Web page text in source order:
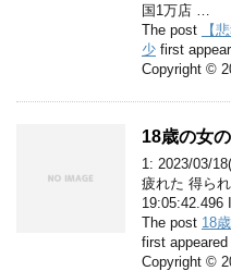
国1万店 …
The post
【
少 first
Copyright ©
18歳の女
1: 2023/03/
疲れた 得ら
19:05:42.496
The post 18
first appeared
Copyright ©